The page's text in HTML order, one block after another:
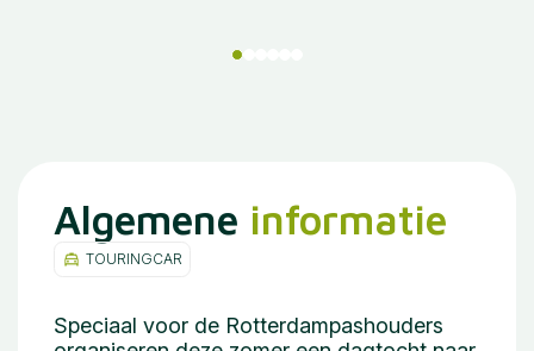
Algemene informatie
TOURINGCAR
Speciaal voor de Rotterdampashouders